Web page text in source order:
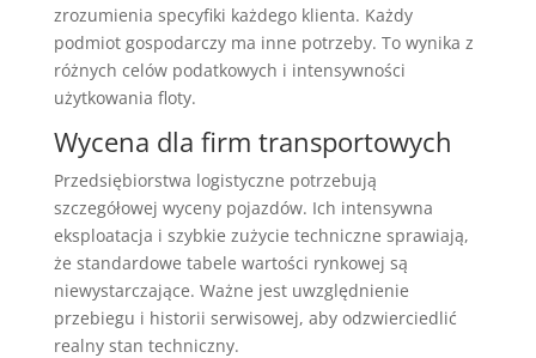
zrozumienia specyfiki każdego klienta. Każdy
podmiot gospodarczy ma inne potrzeby. To wynika z
różnych celów podatkowych i intensywności
użytkowania floty.
Wycena dla firm transportowych
Przedsiębiorstwa logistyczne potrzebują
szczegółowej wyceny pojazdów. Ich intensywna
eksploatacja i szybkie zużycie techniczne sprawiają,
że standardowe tabele wartości rynkowej są
niewystarczające. Ważne jest uwzględnienie
przebiegu i historii serwisowej, aby odzwierciedlić
realny stan techniczny.